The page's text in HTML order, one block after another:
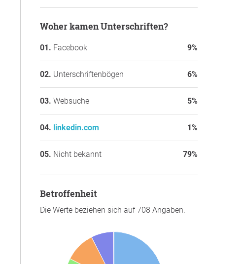
Woher kamen Unterschriften?
Facebook 9%
Unterschriftenbögen 6%
Websuche 5%
linkedin.com 1%
Nicht bekannt 79%
Betroffenheit
Die Werte beziehen sich auf 708 Angaben.